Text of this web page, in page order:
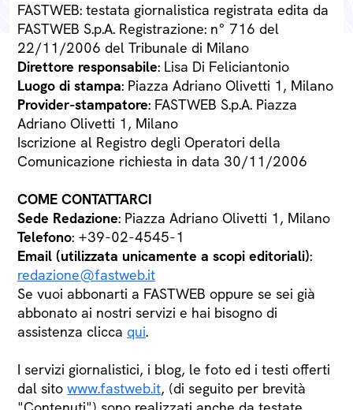
FASTWEB: testata giornalistica registrata edita da
FASTWEB S.p.A. Registrazione: n° 716 del
22/11/2006 del Tribunale di Milano
Direttore responsabile: Lisa Di Feliciantonio
Luogo di stampa: Piazza Adriano Olivetti 1, Milano
Provider-stampatore: FASTWEB S.p.A. Piazza
Adriano Olivetti 1, Milano
Iscrizione al Registro degli Operatori della
Comunicazione richiesta in data 30/11/2006
COME CONTATTARCI
Sede Redazione: Piazza Adriano Olivetti 1, Milano
Telefono: +39-02-4545-1
Email (utilizzata unicamente a scopi editoriali):
redazione@fastweb.it
Se vuoi abbonarti a FASTWEB oppure se sei già
abbonato ai nostri servizi e hai bisogno di
assistenza clicca qui.
I servizi giornalistici, i blog, le foto ed i testi offerti
dal sito www.fastweb.it, (di seguito per brevità